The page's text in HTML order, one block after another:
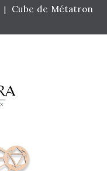
Cube de Métatron